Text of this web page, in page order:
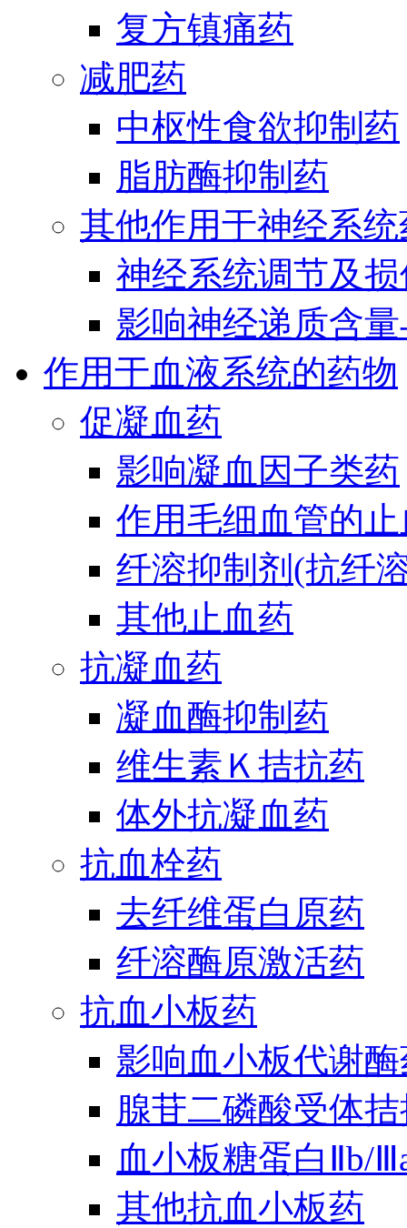
复方镇痛药
减肥药
中枢性食欲抑制药
脂肪酶抑制药
其他作用于神经系统
神经系统调节及
影响神经递质含
作用于血液系统的药物
促凝血药
影响凝血因子类药
作用毛细血管的
纤溶抑制剂(抗纤
其他止血药
抗凝血药
凝血酶抑制药
维生素Ｋ拮抗药
体外抗凝血药
抗血栓药
去纤维蛋白原药
纤溶酶原激活药
抗血小板药
影响血小板代谢
腺苷二磷酸受体
血小板糖蛋白Ⅱb/
其他抗血小板药